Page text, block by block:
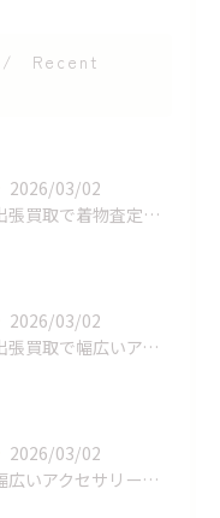
Recent
2026/03/02
出張買取で着物査定のポイントと価値を見極める方法
2026/03/02
出張買取で幅広いアクセサリーを適正査定する秘訣
2026/03/02
幅広いアクセサリーを出張買取で手軽に査定する方法